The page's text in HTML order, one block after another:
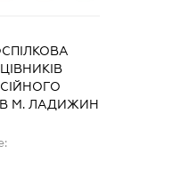
М. ЛАДИЖИН